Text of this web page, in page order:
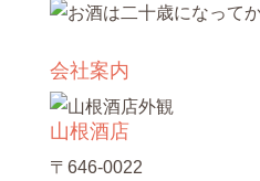
会社案内
山根酒店
〒646-0022